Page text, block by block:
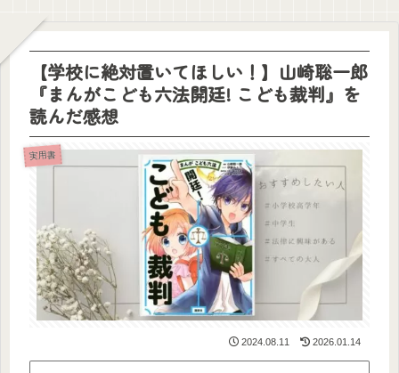
【学校に絶対置いてほしい！】山崎聡一郎
『まんがこども六法開廷! こども裁判』を
読んだ感想
実用書
2024.08.11 2026.01.14